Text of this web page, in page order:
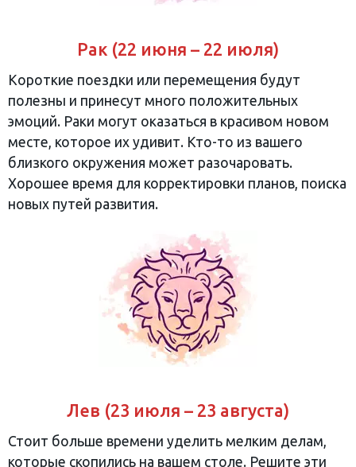
Рак (22 июня – 22 июля)
Короткие поездки или перемещения будут
полезны и принесут много положительных
эмоций. Раки могут оказаться в красивом новом
месте, которое их удивит. Кто-то из вашего
близкого окружения может разочаровать.
Хорошее время для корректировки планов, поиска
новых путей развития.
Лев (23 июля – 23 августа)
Стоит больше времени уделить мелким делам,
которые скопились на вашем столе. Решите эти